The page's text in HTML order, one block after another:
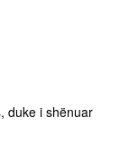
duke i shënuar